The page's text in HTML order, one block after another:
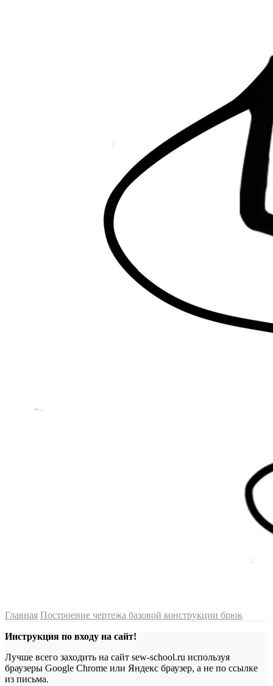
Главная Построение чертежа базовой конструкции брюк
Инструкция по входу на сайт!
Лучше всего заходить на сайт sew-school.ru используя
браузеры Google Chrome или Яндекс браузер, а не по ссылке
из письма.